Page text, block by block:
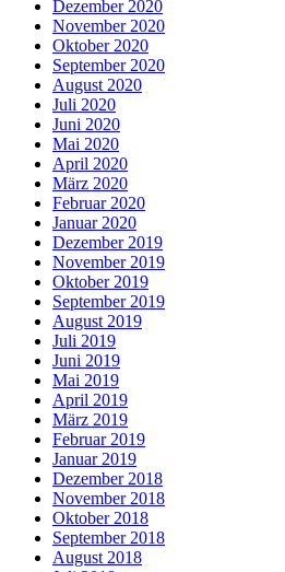
Dezember 2020
November 2020
Oktober 2020
September 2020
August 2020
Juli 2020
Juni 2020
Mai 2020
April 2020
März 2020
Februar 2020
Januar 2020
Dezember 2019
November 2019
Oktober 2019
September 2019
August 2019
Juli 2019
Juni 2019
Mai 2019
April 2019
März 2019
Februar 2019
Januar 2019
Dezember 2018
November 2018
Oktober 2018
September 2018
August 2018